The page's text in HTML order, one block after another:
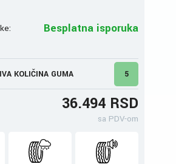
Besplatna isporuka
KOLIČINA GUMA 5
36.494 RSD
sa PDV-om